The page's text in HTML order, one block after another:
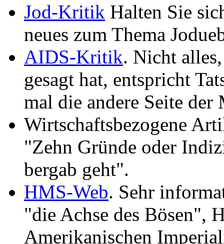
Jod-Kritik Halten Sie
neues zum Thema
AIDS-Kritik. Nicht
gesagt hat, entspricht
mal die andere Seite
Wirtschaftsbezogene
"Zehn Gründe oder
bergab geht".
HMS-Web. Sehr
"die Achse des Bösen",
Amerikanischen